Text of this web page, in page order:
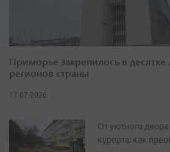
Приморье закрепилось в десятке
регионов страны
17.07.2026
От уютного
курорта: как